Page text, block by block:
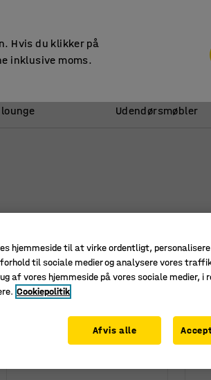
lounge
Udendørsmøbler
Hvis du klikker på
inklusive moms.
hjemmeside til at virke ordentligt, personalisere
til sociale medier og analysere vores
af vores hjemmeside på vores sociale medier, i
Cookiepolitik
Afvis alle